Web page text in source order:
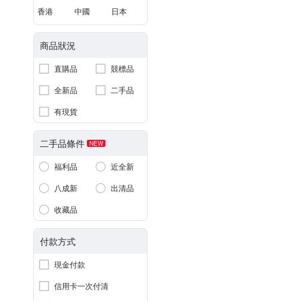
香港 中國 日本
商品狀況
直購品
競標品
全新品
二手品
有現貨
二手品條件 NEW
福利品
近全新
八成新
出清品
收藏品
付款方式
現金付款
信用卡一次付清